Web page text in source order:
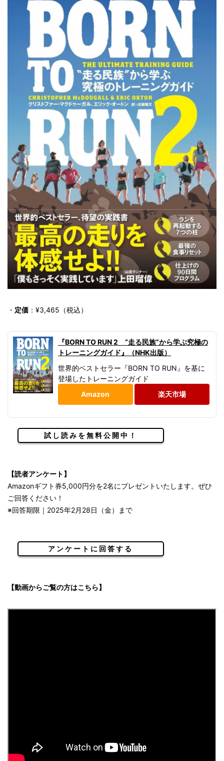
・ 定価 ：¥3,465（税込）
『BORN TO RUN 2 “走る民族”から学ぶ究極の
トレーニングガイド』（NHK出版）
世界的ベストセラー『BORN TO RUN』を基に
登場したトレーニングガイド
Amazon
楽天市場
試し読みを無料公開中！
【読者アンケート】
Amazonギフト券5,000円分を2名にプレゼントいたします。ぜひ
ご回答ください！
※回答期限｜2025年2月28日（金）まで
アンケートに回答する
【動画からご覧の方はこちら】